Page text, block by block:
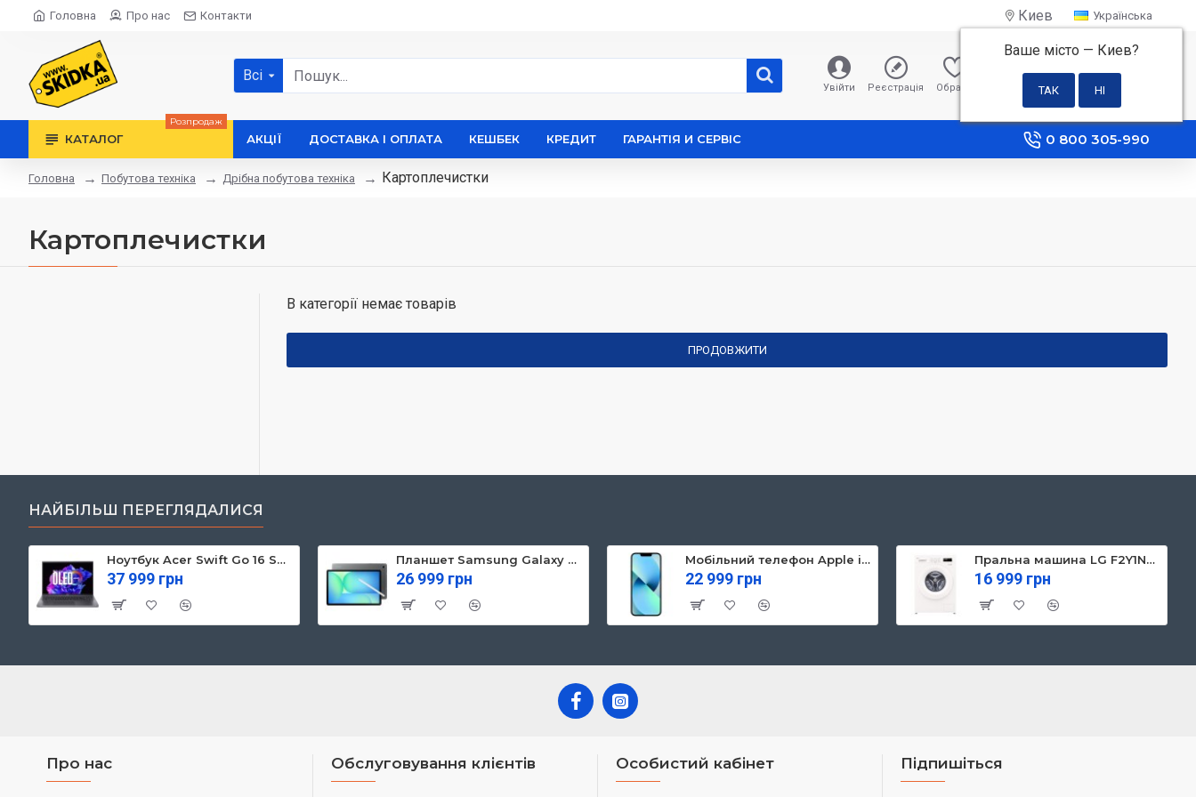
Головна Про нас Контакти Киев
Ваше місто — Киев?
Українська
Всі
Увійти Реєстрація Обране Порівняння
0 грн
КАТАЛОГ
Розпродаж
АКЦІЇ ДОСТАВКА І ОПЛАТА КЕШБЕК КРЕДИТ ГАРАНТІЯ И СЕРВІС 0 800 305-990
Головна Побутова техніка Дрібна побутова техніка Картоплечистки
Картоплечистки
В категорії немає товарів
ПРОДОВЖИТИ
НАЙБІЛЬШ ПЕРЕГЛЯДАЛИСЯ
Ноутбук Acer Swift Go 16 SFG16-71 (NX.KVZEU.003)
37 999 грн
Планшет Samsung Galaxy Tab S10 FE 5G 8/128GB Gray (SM-X526BZAREUC)
26 999 грн
Мобільний телефон Apple iPhone 13 128GB Starlight (MLPG3)
22 999 грн
Пральна машина LG F2Y1NS3W
16 999 грн
Про нас Обслуговування клієнтів Особистий кабінет Підпишіться